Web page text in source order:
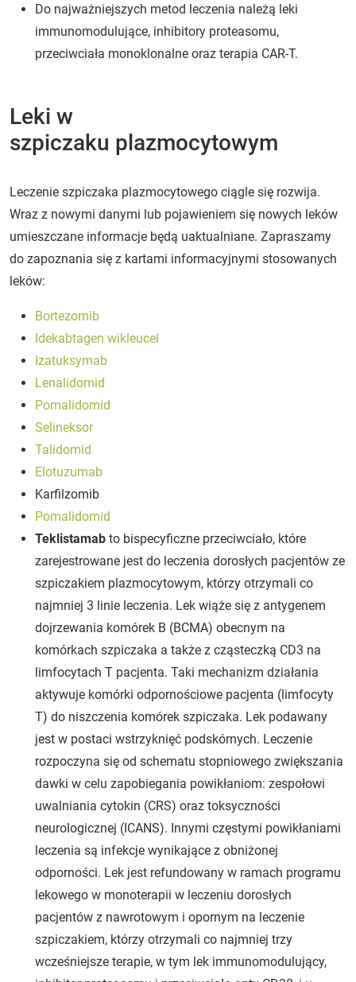
Do najważniejszych metod leczenia należą leki
immunomodulujące, inhibitory proteasomu,
przeciwciała monoklonalne oraz terapia CAR-T.
Leki w
szpiczaku plazmocytowym
Leczenie szpiczaka plazmocytowego ciągle się rozwija.
Wraz z nowymi danymi lub pojawieniem się nowych leków
umieszczane informacje będą uaktualniane. Zapraszamy
do zapoznania się z kartami informacyjnymi stosowanych
leków:
Bortezomib
Idekabtagen wikleucel
Izatuksymab
Lenalidomid
Pomalidomid
Selineksor
Talidomid
Elotuzumab
Karfilzomib
Pomalidomid
Teklistamab to bispecyficzne przeciwciało, które
zarejestrowane jest do leczenia dorosłych pacjentów ze
szpiczakiem plazmocytowym, którzy otrzymali co
najmniej 3 linie leczenia. Lek wiąże się z antygenem
dojrzewania komórek B (BCMA) obecnym na
komórkach szpiczaka a także z cząsteczką CD3 na
limfocytach T pacjenta. Taki mechanizm działania
aktywuje komórki odpornościowe pacjenta (limfocyty
T) do niszczenia komórek szpiczaka. Lek podawany
jest w postaci wstrzyknięć podskórnych. Leczenie
rozpoczyna się od schematu stopniowego zwiększania
dawki w celu zapobiegania powikłaniom: zespołowi
uwalniania cytokin (CRS) oraz toksyczności
neurologicznej (ICANS). Innymi częstymi powikłaniami
leczenia są infekcje wynikające z obniżonej
odporności. Lek jest refundowany w ramach programu
lekowego w monoterapii w leczeniu dorosłych
pacjentów z nawrotowym i opornym na leczenie
szpiczakiem, którzy otrzymali co najmniej trzy
wcześniejsze terapie, w tym lek immunomodulujący,